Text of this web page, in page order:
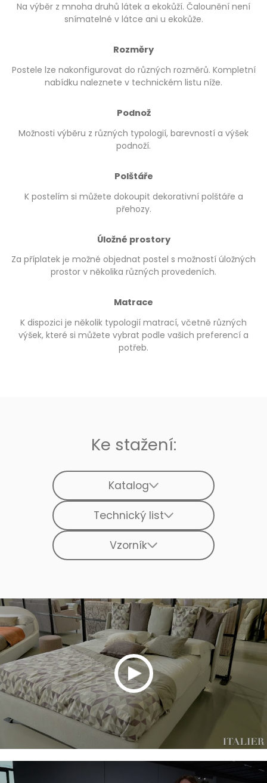
Na výběr z mnoha druhů látek a ekokůží. Čalounění není
snímatelné v látce ani u ekokůže.
Rozměry
Postele lze nakonfigurovat do různých rozměrů. Kompletní
nabídku naleznete v technickém listu níže.
Podnož
Možnosti výběru z různých typologií, barevností a výšek
podnoží.
Polštáře
K postelím si můžete dokoupit dekorativní polštáře a
přehozy.
Úložné prostory
Za příplatek je možné objednat postel s možností úložných
prostor v několika různých provedeních.
Matrace
K dispozici je několik typologií matrací, včetně různých
výšek, které si můžete vybrat podle vašich preferencí a
potřeb.
Ke stažení:
Katalog
Technický list
Vzorník